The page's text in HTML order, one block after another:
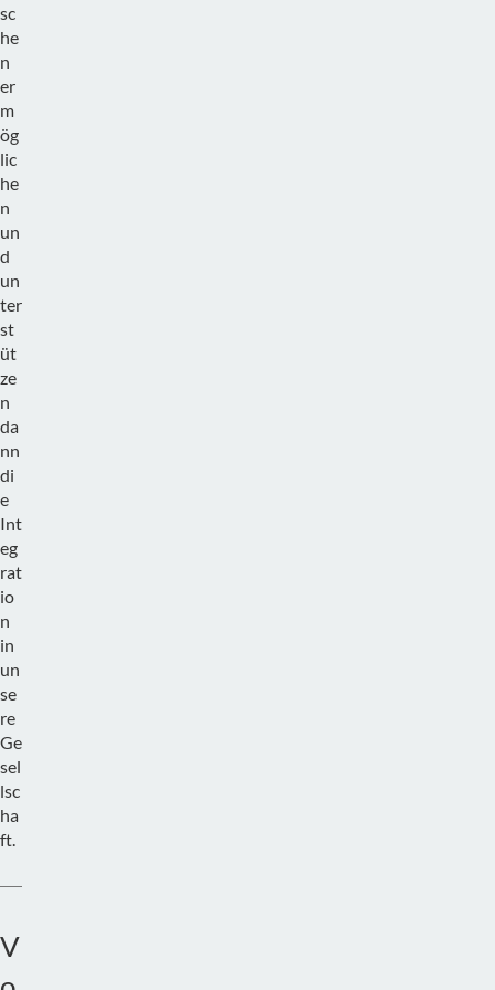
sc
he
n
er
m
ög
lic
he
n
un
d
un
ter
st
üt
ze
n
da
nn
di
e
Int
eg
rat
io
n
in
un
se
re
Ge
sel
lsc
ha
ft.
V